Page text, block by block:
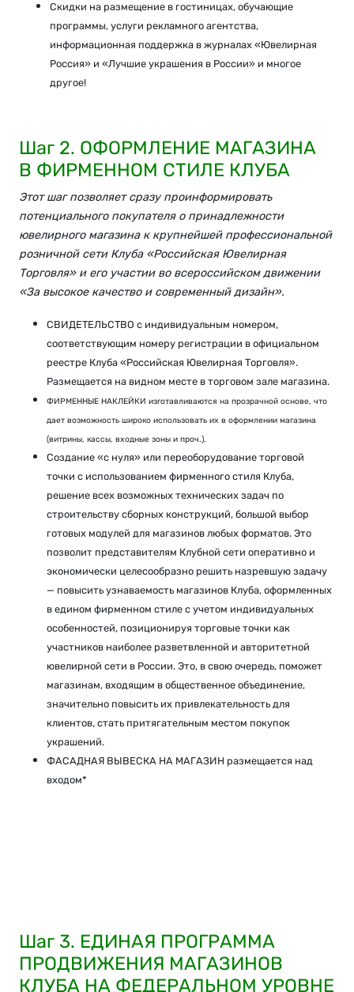
Скидки на размещение в гостиницах, обучающие
программы, услуги рекламного агентства,
информационная поддержка в журналах «Ювелирная
Россия» и «Лучшие украшения в России» и многое
другое!
Шаг 2. ОФОРМЛЕНИЕ МАГАЗИНА
В ФИРМЕННОМ СТИЛЕ КЛУБА
Этот шаг позволяет сразу проинформировать
потенциального покупателя о принадлежности
ювелирного магазина к крупнейшей профессиональной
розничной сети Клуба «Российская Ювелирная
Торговля» и его участии во всероссийском движении
«За высокое качество и современный дизайн».
СВИДЕТЕЛЬСТВО с индивидуальным номером,
соответствующим номеру регистрации в официальном
реестре Клуба «Российская Ювелирная Торговля».
Размещается на видном месте в торговом зале магазина.
ФИРМЕННЫЕ НАКЛЕЙКИ изготавливаются на прозрачной основе, что
дает возможность широко использовать их в оформлении магазина
(витрины, кассы, входные зоны и проч.).
Создание «с нуля» или переоборудование торговой
точки с использованием фирменного стиля Клуба,
решение всех возможных технических задач по
строительству сборных конструкций, большой выбор
готовых модулей для магазинов любых форматов. Это
позволит представителям Клубной сети оперативно и
экономически целесообразно решить на­зревшую задачу
— повысить узнаваемость магазинов Клуба, оформленных
в едином фирменном стиле с учетом индивидуальных
особенностей, позиционируя торговые точки как
участников наиболее разветвленной и авторитетной
ювелирной сети в России. Это, в свою очередь, поможет
магазинам, входящим в общественное объединение,
значительно повысить их привлекательность для
клиентов, стать притягательным местом покупок
украшений.
ФАСАДНАЯ ВЫВЕСКА НА МАГАЗИН размещается над
входом*
Шаг 3. ЕДИНАЯ ПРОГРАММА
ПРОДВИЖЕНИЯ МАГАЗИНОВ
КЛУБА НА ФЕДЕРАЛЬНОМ УРОВНЕ